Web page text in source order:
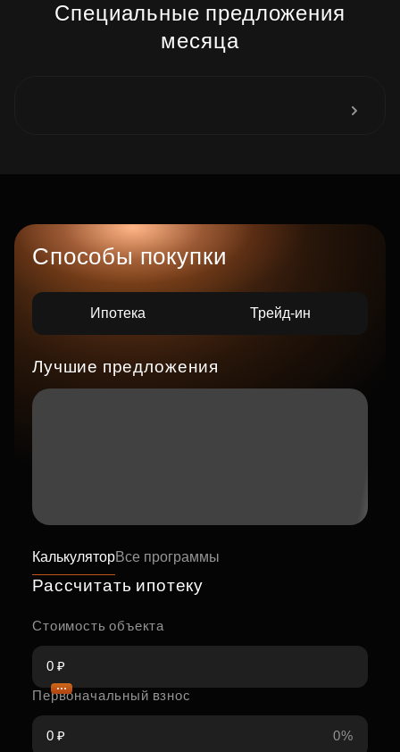
Специальные предложения
месяца
Способы покупки
Ипотека Трейд-ин
Лучшие предложения
КалькуляторВсе программы
Рассчитать ипотеку
Стоимость объекта
Первоначальный взнос
0%